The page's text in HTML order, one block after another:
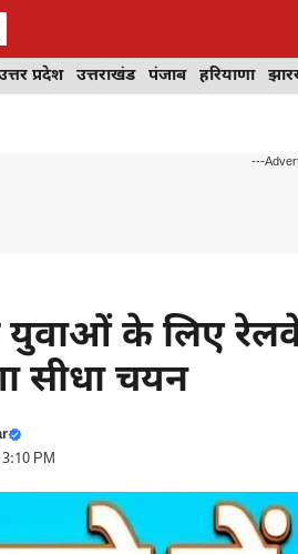
प्रदेश उत्तराखंड पंजाब हरियाणा
---
युवाओं के लिए रेलवे
सीधा चयन
PM